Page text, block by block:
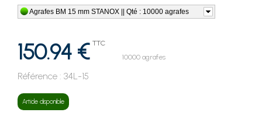
Agrafes BM 15 mm STANOX || Qté : 10000 agrafes
150.94 € TTC
10000 agrafes
Référence : 34L-15
Article disponible